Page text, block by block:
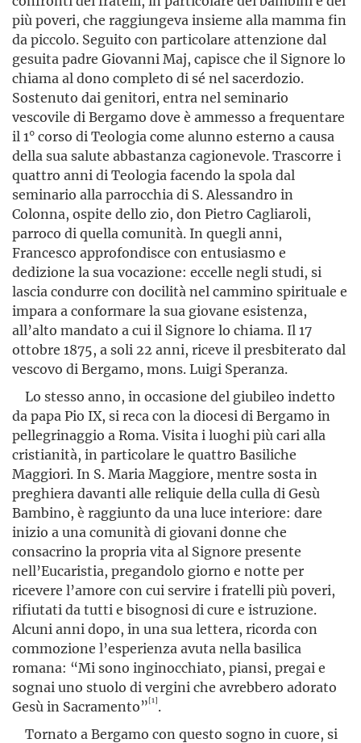
più poveri, che raggiungeva insieme alla mamma fin
da piccolo. Seguito con particolare attenzione dal
gesuita padre Giovanni Maj, capisce che il Signore lo
chiama al dono completo di sé nel sacerdozio.
Sostenuto dai genitori, entra nel semi­nario
vescovile di Bergamo dove è ammesso a frequentare
il 1° corso di Teologia come alunno esterno a causa
della sua salute abbastanza cagionevole. Trascorre i
quattro anni di Teologia facendo la spola dal
seminario alla parrocchia di S. Alessandro in
Colonna, ospite dello zio, don Pietro Cagliaroli,
parroco di quella comunità. In quegli anni,
Francesco approfondisce con entusiasmo e
dedizione la sua vocazione: eccelle negli studi, si
lascia condurre con docilità nel cammino spirituale e
impara a conformare la sua giovane esistenza,
all’alto mandato a cui il Signore lo chiama. Il 17
ottobre 1875, a soli 22 anni, riceve il presbiterato dal
vescovo di Bergamo, mons. Luigi Speranza.
Lo stesso anno, in occasione del giubileo indetto
da papa Pio IX, si reca con la diocesi di Bergamo in
pellegrinaggio a Roma. Visita i luoghi più cari alla
cristianità, in particolare le quattro Basiliche
Maggiori. In S. Maria Maggiore, mentre sosta in
preghiera davanti alle reliquie della culla di Gesù
Bambino, è raggiunto da una luce interiore: dare
inizio a una comunità di giovani donne che
consacrino la propria vita al Signore presente
nell’Eucaristia, pregandolo giorno e notte per
ricevere l’amore con cui servire i fratelli più poveri,
rifiutati da tutti e bisognosi di cure e istruzione.
Alcuni anni dopo, in una sua lettera, ricorda con
commozione l’esperienza avuta nella basilica
romana: “Mi sono inginocchiato, piansi, pregai e
sognai uno stuolo di vergini che avrebbero adorato
Gesù in Sacramento”[1].
Tornato a Bergamo con questo sogno in cuore, si